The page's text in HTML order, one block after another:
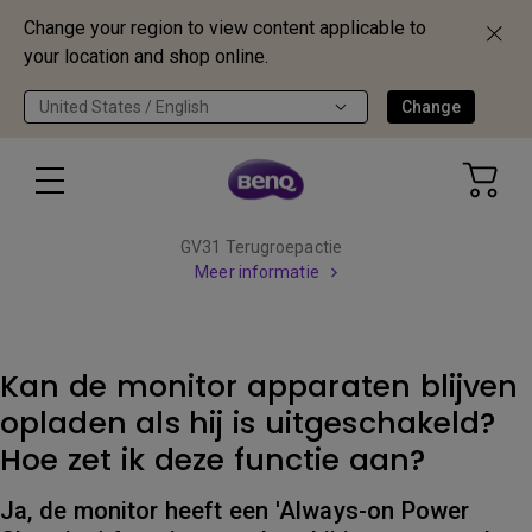
Change your region to view content applicable to
your location and shop online.
United States / English Change
GV31 Terugroepactie
Meer informatie
Kan de monitor apparaten blijven
opladen als hij is uitgeschakeld?
Hoe zet ik deze functie aan?
Ja, de monitor heeft een 'Always-on Power